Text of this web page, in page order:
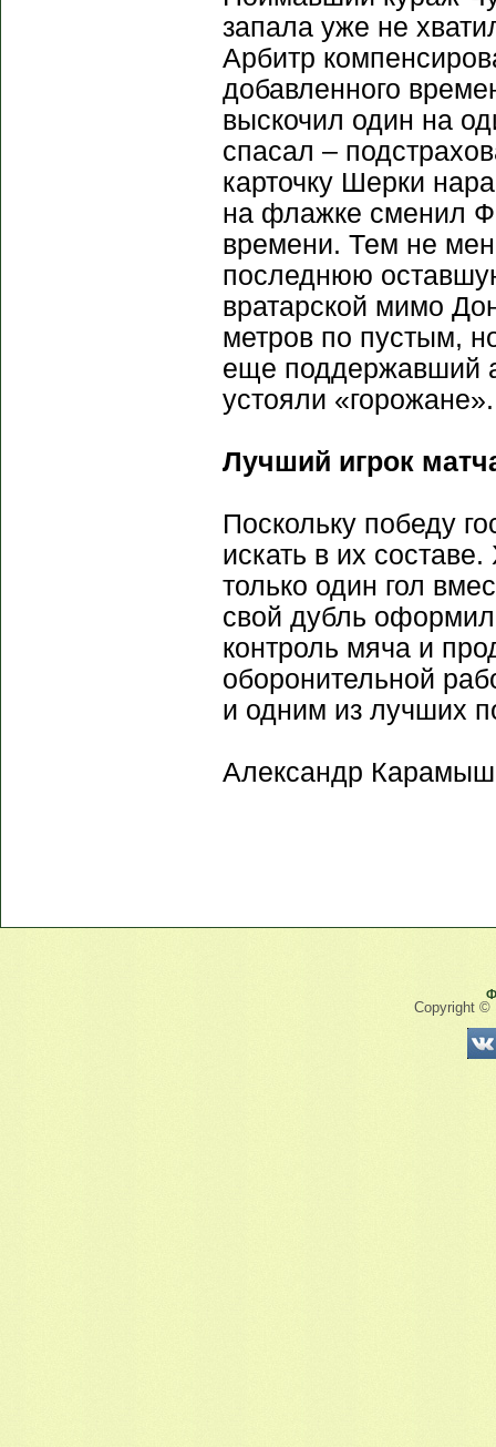
запала уже не
Арбитр
добавленного
выскочил один на
спасал –
карточку Шерки
на флажке сменил
времени. Тем не
последнюю
вратарской мимо
метров по пустым,
еще поддержавший
устояли «горожане».
Лучший игрок
Поскольку победу
искать в их
только один гол
свой дубль
контроль мяча и
оборонительной
и одним из лучших
Александр
Copyright ©